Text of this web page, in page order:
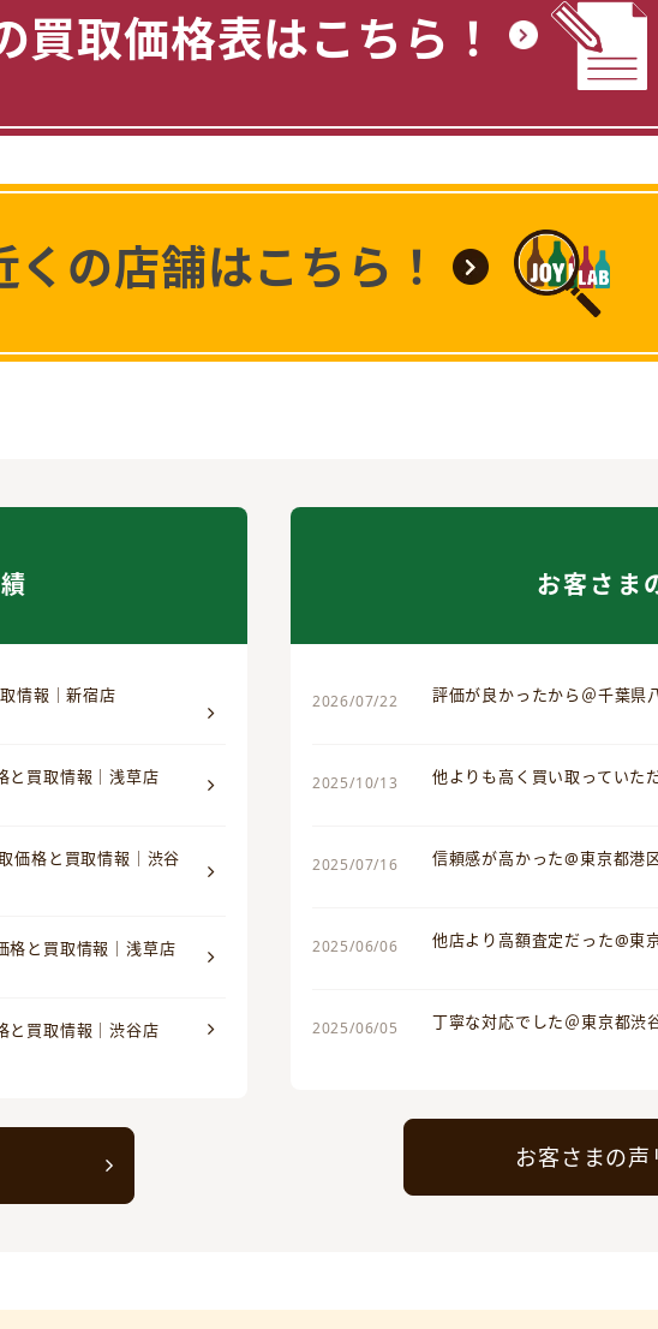
買取価格表はこちら！
くの店舗はこちら！
情報｜新宿店
と買取情報｜浅草店
価格と買取情報｜渋谷
格と買取情報｜浅草店
と買取情報｜渋谷店
お客さま
2026/07/22 評価が良かったから＠千葉県
2025/10/13 他よりも高く買い取っていた
2025/07/16 信頼感が高かった@東京都港
2025/06/06 他店より高額査定だった@東
2025/06/05 丁寧な対応でした＠東京都渋
お客さまの声